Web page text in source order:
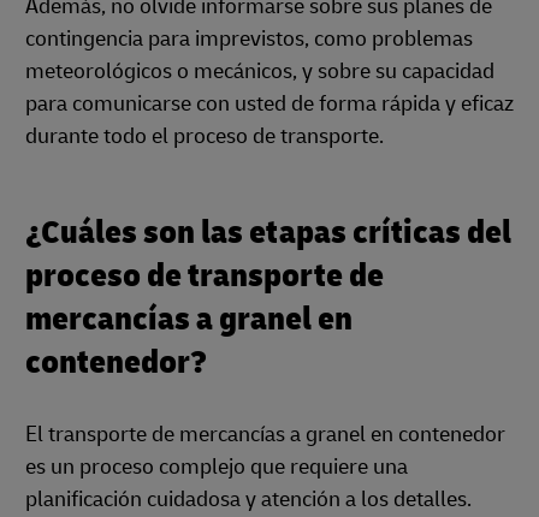
Además, no olvide informarse sobre sus planes de
contingencia para imprevistos, como problemas
meteorológicos o mecánicos, y sobre su capacidad
para comunicarse con usted de forma rápida y eficaz
durante todo el proceso de transporte.
¿Cuáles son las etapas críticas del
proceso de transporte de
mercancías a granel en
contenedor?
El transporte de mercancías a granel en contenedor
es un proceso complejo que requiere una
planificación cuidadosa y atención a los detalles.